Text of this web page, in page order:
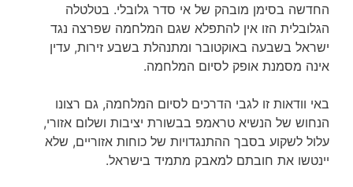
החדשה בסימן מובהק של אי סדר גלובלי. בטלטלה
הגלובלית הזו אין להתפלא שגם המלחמה שפרצה נגד
ישראל בשבעה באוקטובר ומתנהלת בשבע זירות, עדין
אינה מסמנת אופק לסיום המלחמה.
באי וודאות זו לגבי הדרכים לסיום המלחמה, גם רצונו
הנחוש של הנשיא טראמפ בבשורת יציבות ושלום אזורי,
עלול לשקוע בסבך ההתנגדויות של כוחות אזוריים, שלא
יינטשו את חובתם למאבק מתמיד בישראל.